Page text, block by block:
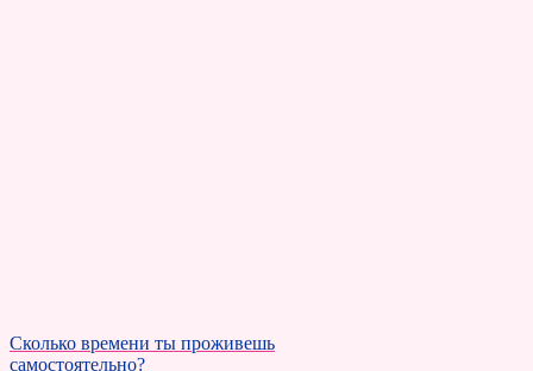
Сколько времени ты проживешь
самостоятельно?